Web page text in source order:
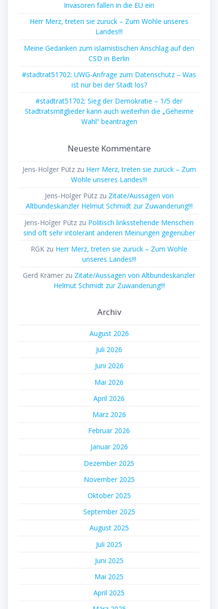
Invasoren fallen in die EU ein
Herr Merz, treten sie zurück – Zum Wohle unseres
Landes!!!
Meine Gedanken zum islamistischen Anschlag auf den
CSD in Berlin
#stadtrat51702: UWG-Anfrage zum Datenschutz – Was
ist nur bei der Stadt los?
#stadtrat51702: Sieg der Demokratie – 1/5 der
Stadtratsmitglieder kann auch weiterhin die „Geheime
Wahl“ beantragen
Neueste Kommentare
Jens-Holger Pützzu Herr Merz, treten sie zurück – Zum
Wohle unseres Landes!!!
Jens-Holger Pützzu Zitate/Aussagen von
Altbundeskanzler Helmut Schmidt zur Zuwanderung!!!
Jens-Holger Pütz zu Politisch linksstehende Menschen
sind oft sehr intolerant anderen Meinungen gegenüber
RGK zu Herr Merz, treten sie zurück – Zum Wohle
unseres Landes!!!
Gerd Krämer zu Zitate/Aussagen von Altbundeskanzler
Helmut Schmidt zur Zuwanderung!!!
Archiv
August 2026
Juli 2026
Juni 2026
Mai 2026
April 2026
März 2026
Februar 2026
Januar 2026
Dezember 2025
November 2025
Oktober 2025
September 2025
August 2025
Juli 2025
Juni 2025
Mai 2025
April 2025